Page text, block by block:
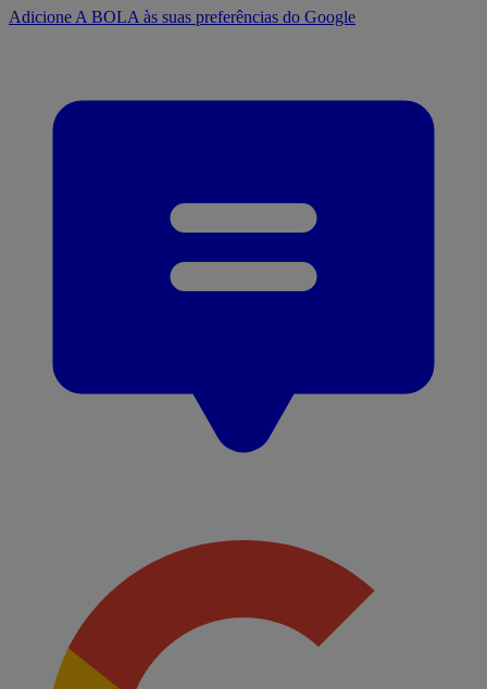
Adicione A BOLA às suas preferências do Google